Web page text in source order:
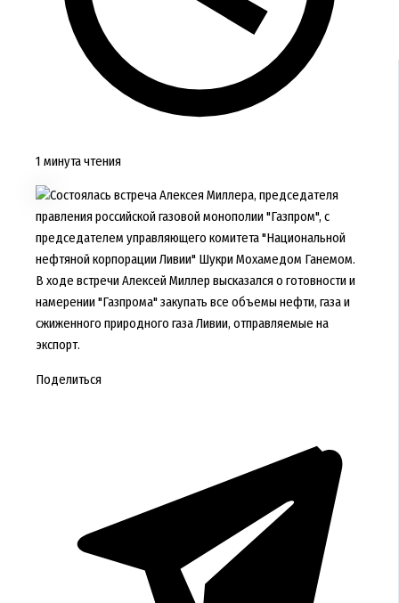
1 минута чтения
Состоялась встреча Алексея Миллера, председателя
правления российской газовой монополии "Газпром", с
председателем управляющего комитета "Национальной
нефтяной корпорации Ливии" Шукри Мохамедом Ганемом.
В ходе встречи Алексей Миллер высказался о готовности и
намерении "Газпрома" закупать все объемы нефти, газа и
сжиженного природного газа Ливии, отправляемые на
экспорт.
Поделиться